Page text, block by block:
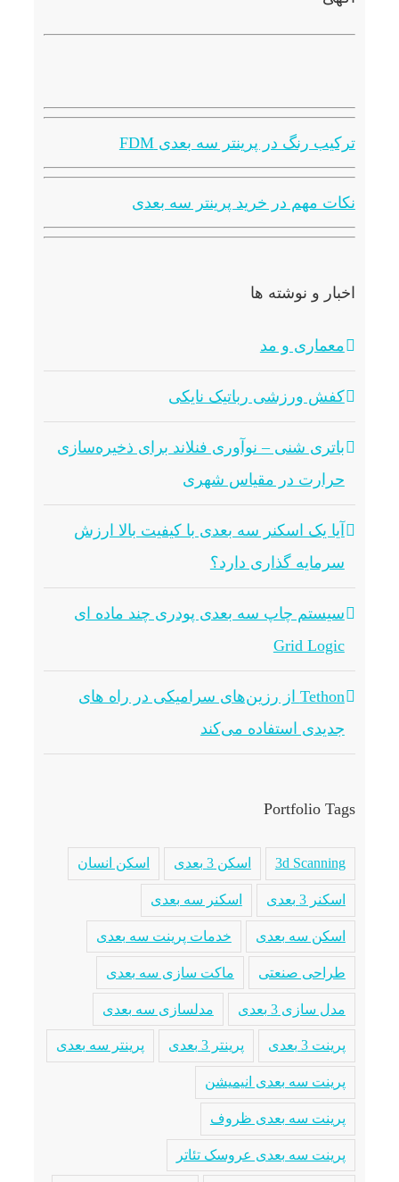
ترکیب رنگ در پرینتر سه بعدی FDM
نکات مهم در خرید پرینتر سه بعدی
اخبار و نوشته ها
معماری و مد
کفش ورزشی رباتیک نایکی
باتری شنی – نوآوری فنلاند برای ذخیره‌سازی
حرارت در مقیاس شهری
آیا یک اسکنر سه بعدی با کیفیت بالا ارزش
سرمایه گذاری دارد؟
سیستم چاپ سه بعدی پودری چند ماده ای
Grid Logic
Tethon از رزین‌های سرامیکی در راه های
جدیدی استفاده می‌کند
Portfolio Tags
3d Scanning اسکن 3 بعدی اسکن انسان
اسکنر 3 بعدی اسکنر سه بعدی
اسکن سه بعدی خدمات پرینت سه بعدی
طراحی صنعتی ماکت سازی سه بعدی
مدل سازی 3 بعدی مدلسازی سه بعدی
پرینت 3 بعدی پرینتر 3 بعدی پرینتر سه بعدی
پرینت سه بعدی انیمیشن
پرینت سه بعدی ظروف
پرینت سه بعدی عروسک تئاتر